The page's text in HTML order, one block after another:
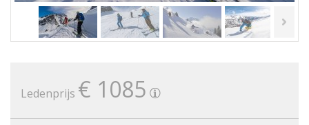
Ledenprijs € 1085